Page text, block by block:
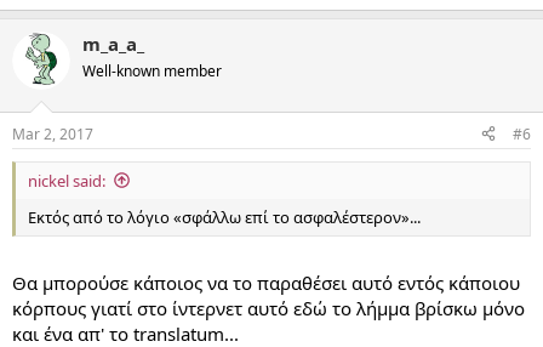
m_a_a_
Well-known member
Mar 2, 2017 #6
nickel said:
Εκτός από το λόγιο «σφάλλω επί το ασφαλέστερον»...
Θα μπορούσε κάποιος να το παραθέσει αυτό εντός κάποιου
κόρπους γιατί στο ίντερνετ αυτό εδώ το λήμμα βρίσκω μόνο
και ένα απ' το translatum...